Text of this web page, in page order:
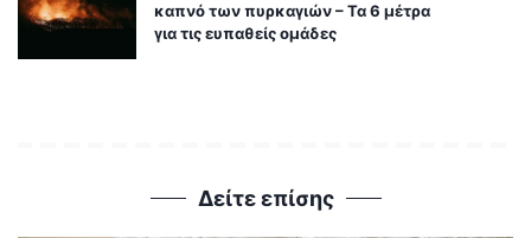
καπνό των πυρκαγιών – Τα 6 μέτρα
για τις ευπαθείς ομάδες
Δείτε επίσης